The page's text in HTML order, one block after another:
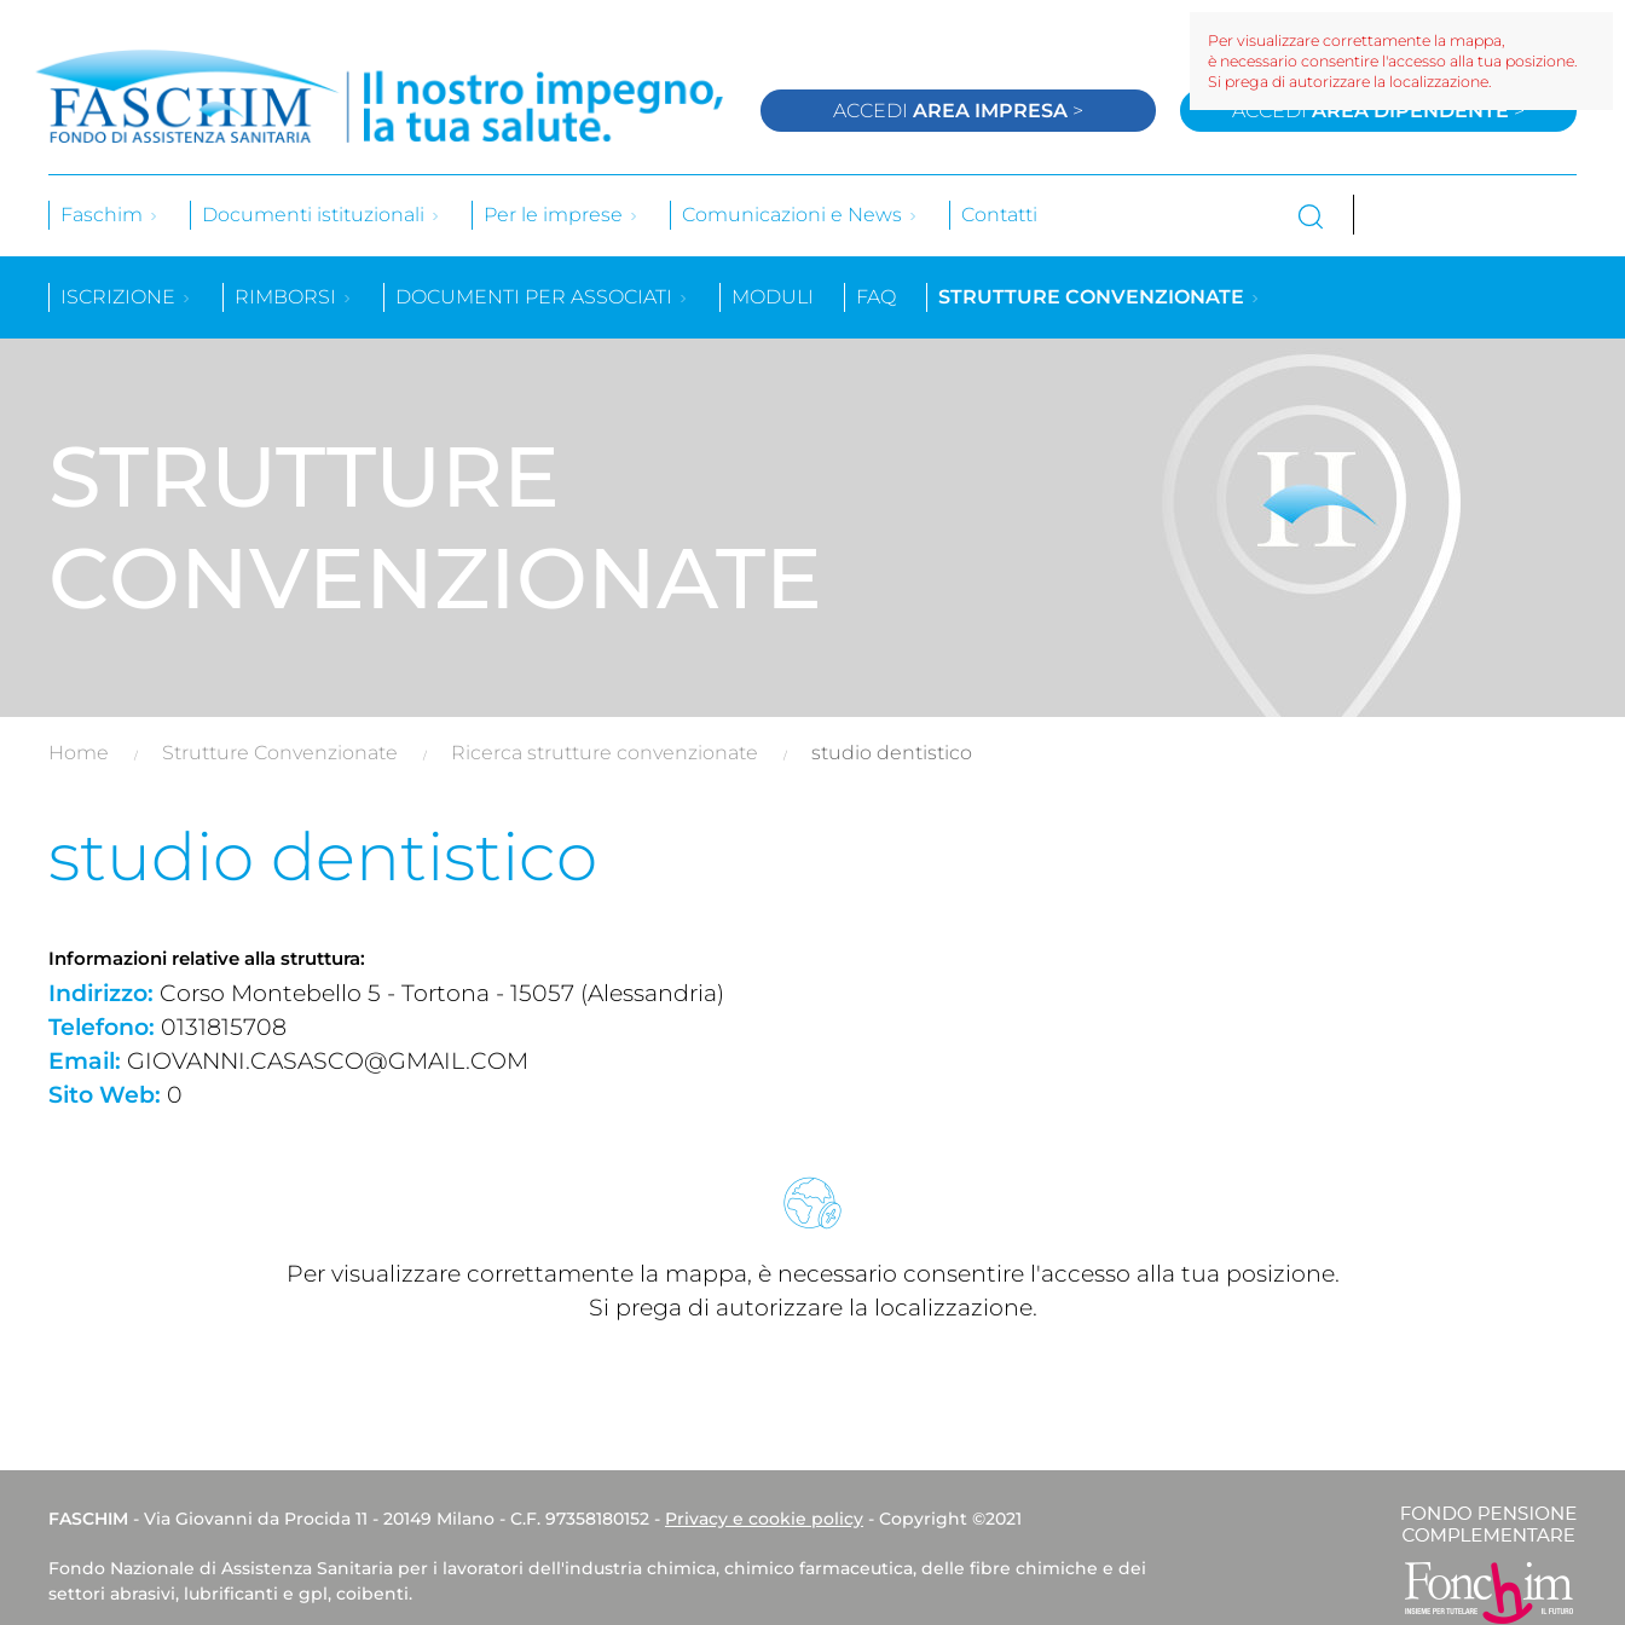
ACCEDIAREA IMPRESA > ACCEDIAREA DIPENDENTE>
Faschim Documenti istituzionali Per le imprese Comunicazioni e News Contatti
ISCRIZIONE RIMBORSI DOCUMENTI PER ASSOCIATI MODULI FAQ STRUTTURE CONVENZIONATE
STRUTTURE
CONVENZIONATE
Home Strutture Convenzionate Ricerca strutture convenzionate studio dentistico
studio dentistico
Informazioni relative alla struttura:
Indirizzo: Corso Montebello 5 - Tortona - 15057 (Alessandria)
Telefono: 0131815708
Email: GIOVANNI.CASASCO@GMAIL.COM
Sito Web: 0
Per visualizzare correttamente la mappa, è necessario consentire l'accesso alla tua posizione.
Si prega di autorizzare la localizzazione.
FASCHIM - Via Giovanni da Procida 11 - 20149 Milano - C.F. 97358180152 - Privacy e cookie policy - Copyright ©2021
Fondo Nazionale di Assistenza Sanitaria per i lavoratori dell'industria chimica, chimico farmaceutica, delle fibre chimiche e dei
settori abrasivi, lubrificanti e gpl, coibenti.
Per visualizzare correttamente la mappa,
è necessario consentire l'accesso alla tua posizione.
Si prega di autorizzare la localizzazione.